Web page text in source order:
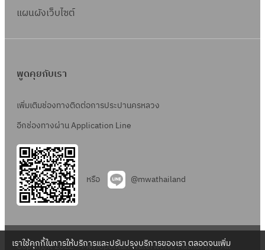
แผนผังเว็บไซต์
พูดคุยกับเรา
เพิ่มเติมช่องทางติดต่อการประปานครหลวง
อีกช่องทางผ่าน Application Line
หรือ @mwathailand
Copyright 2022 – Metropolitan Waterworks Authority – All
เราใช้คุกกี้ในการให้บริการและปรับปรุงบริการของเรา ตลอดจนเพิ่ม